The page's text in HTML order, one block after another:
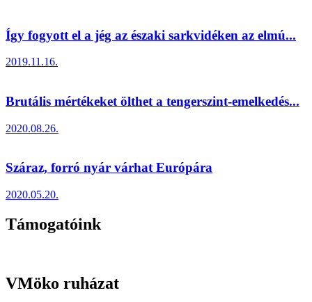
Így fogyott el a jég az északi sarkvidéken az elmú...
2019.11.16.
Brutális mértékeket ölthet a tengerszint-emelkedés...
2020.08.26.
Száraz, forró nyár várhat Európára
2020.05.20.
Támogatóink
VMöko ruházat